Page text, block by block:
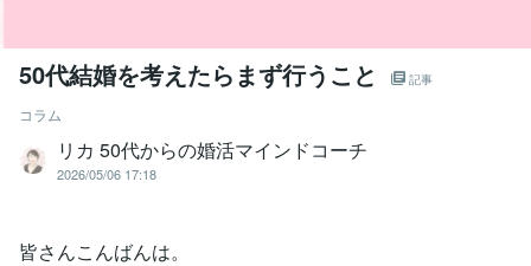
50代結婚を考えたらまず行うこと 記事
コラム
リカ 50代からの婚活マインドコーチ
2026/05/06 17:18
皆さんこんばんは。